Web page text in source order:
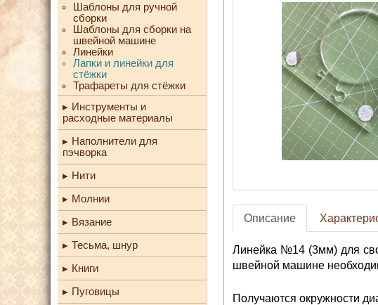
Шаблоны для ручной
сборки
Шаблоны для сборки на
швейной машине
Линейки
Лапки и линейки для
стёжки
Трафареты для стёжки
Инструменты и
расходные материалы
Наполнители для
пэчворка
Нити
Молнии
Вязание
Тесьма, шнур
Книги
Пуговицы
Описание
Линейка №14 (3мм) для
швейной машине
Получаются окружности